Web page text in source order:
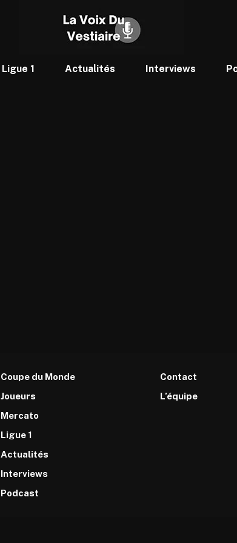
Ligue 1 Actualités Interviews
Coupe du Monde
Joueurs
Mercato
Ligue 1
Actualités
Interviews
Podcast
Contact
L’équipe